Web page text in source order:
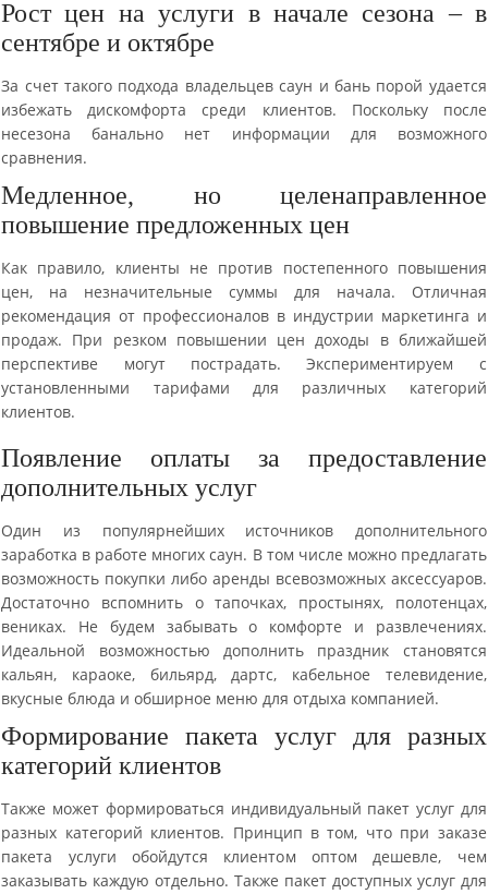
Рост цен на услуги в начале сезона – в
сентябре и октябре
За счет такого подхода владельцев саун и бань порой удается
избежать дискомфорта среди клиентов. Поскольку после
несезона банально нет информации для возможного
сравнения.
Медленное, но целенаправленное
повышение предложенных цен
Как правило, клиенты не против постепенного повышения
цен, на незначительные суммы для начала. Отличная
рекомендация от профессионалов в индустрии маркетинга и
продаж. При резком повышении цен доходы в ближайшей
перспективе могут пострадать. Экспериментируем с
установленными тарифами для различных категорий
клиентов.
Появление оплаты за предоставление
дополнительных услуг
Один из популярнейших источников дополнительного
заработка в работе многих саун. В том числе можно предлагать
возможность покупки либо аренды всевозможных аксессуаров.
Достаточно вспомнить о тапочках, простынях, полотенцах,
вениках. Не будем забывать о комфорте и развлечениях.
Идеальной возможностью дополнить праздник становятся
кальян, караоке, бильярд, дартс, кабельное телевидение,
вкусные блюда и обширное меню для отдыха компанией.
Формирование пакета услуг для разных
категорий клиентов
Также может формироваться индивидуальный пакет услуг для
разных категорий клиентов. Принцип в том, что при заказе
пакета услуги обойдутся клиентом оптом дешевле, чем
заказывать каждую отдельно. Также пакет доступных услуг для